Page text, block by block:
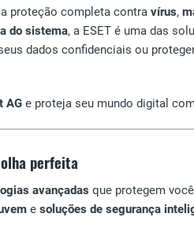
proteção completa contra vírus,
do sistema, a ESET é uma das
dados confidenciais ou
AG e proteja seu mundo digital
perfeita
avançadas que protegem
e soluções de segurança